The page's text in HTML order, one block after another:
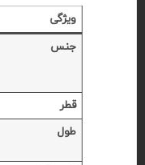
ویژگی
جنس
قطر
طول